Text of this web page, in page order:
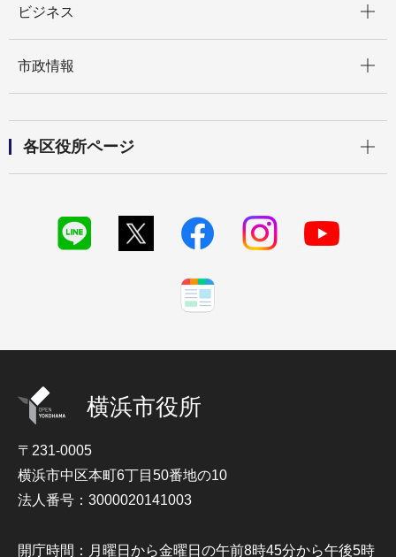
ビジネス
市政情報
各区役所ページ
横浜市役所
〒231-0005
横浜市中区本町6丁目50番地の10
法人番号：3000020141003
開庁時間：月曜日から金曜日の午前8時45分から午後5時